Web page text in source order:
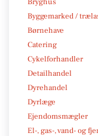
Byggemarked /
Børnehave
Catering
Cykelforhandler
Detailhandel
Dyrehandel
Dyrlæge
Ejendomsmægler
El-, gas-, vand- og